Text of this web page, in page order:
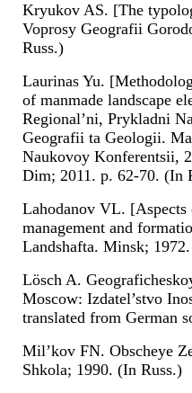
Kryukov AS. [The
Voprosy Geografii
Russ.)
Laurinas Yu.
of manmade landscape
Regional’ni, Prykladni
Geografii ta Geologii.
Naukovoy Konferentsii,
Dim; 2011. p. 62-70. (In
Lahodanov VL. [Aspects
management and
Landshafta. Minsk;
Lösch A.
Мoscow: Izdatel’stvo
translated from German
Mil’kov FN. Obscheye
Shkola; 1990. (In Russ.)